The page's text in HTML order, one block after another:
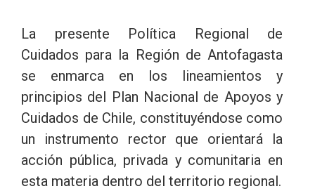
La presente Política Regional de
Cuidados para la Región de Antofagasta
se enmarca en los lineamientos y
principios del Plan Nacional de Apoyos y
Cuidados de Chile, constituyéndose como
un instrumento rector que orientará la
acción pública, privada y comunitaria en
esta materia dentro del territorio regional.